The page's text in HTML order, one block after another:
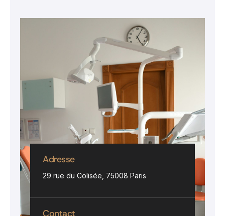
Adresse
29 rue du Colisée, 75008 Paris